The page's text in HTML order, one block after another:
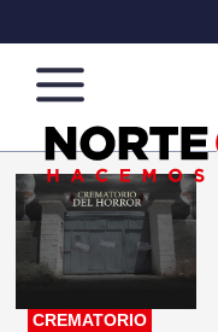
Norte
de
Ciudad
Más
que
noticias,
hacemos periodismo
CREMATORIO